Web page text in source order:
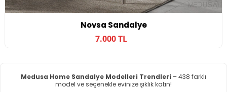
Novsa Sandalye
7.000 TL
Medusa Home Sandalye Modelleri Trendleri – 438 farklı
model ve seçenekle evinize şıklık katın!